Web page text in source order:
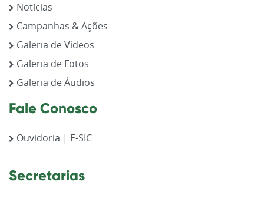
Notícias
Campanhas & Ações
Galeria de Vídeos
Galeria de Fotos
Galeria de Áudios
Fale Conosco
Ouvidoria | E-SIC
Secretarias